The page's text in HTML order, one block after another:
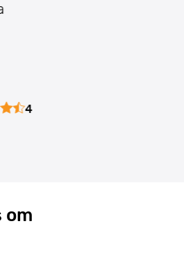
4
om